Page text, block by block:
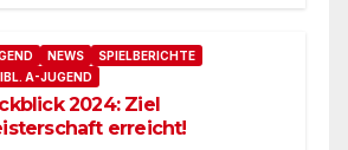
NEWS
SPIELBERICHTE
A-JUGEND
2024: Ziel
erreicht!